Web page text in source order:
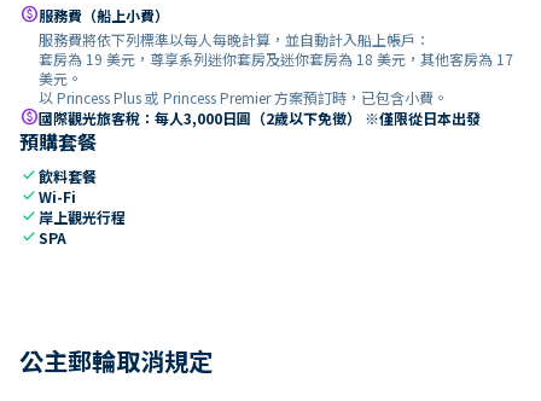
paid服務費（船上小費）
服務費將依下列標準以每人每晚計算，並自動計入船上帳戶：
套房為 19 美元，尊享系列迷你套房及迷你套房為 18 美元，其他客房為 17
美元。
以 Princess Plus 或 Princess Premier 方案預訂時，已包含小費。
paid國際觀光旅客稅：每人3,000日圓（2歲以下免徵） ※僅限從日本出發
預購套餐
check飲料套餐
checkWi-Fi
check 岸上觀光行程
checkSPA
公主郵輪取消規定